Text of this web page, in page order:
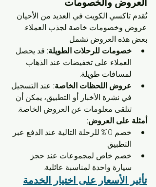
تُقدم تاكسي الكويت في العديد من الأحيان
عروض وخصومات خاصة لجذب العملاء.
بعض هذه العروض تشمل:
خصومات للرحلات الطويلة: قد يحصل
العملاء على تخفيضات عند الذهاب
لمسافات طويلة.
عروض اللحظات الخاصة: عند التسجيل
في نشرة الأخبار أو التطبيق، يمكن أن
تتلقى معلومات عن العروض الخاصة.
أمثلة على العروض:
خصم 10% للرحلة التالية عند الدفع عبر
التطبيق.
خصم خاص لمجموعات عند حجز
سيارة واحدة لمناسبة عائلية.
تأثير الأسعار على اختيار الخدمة